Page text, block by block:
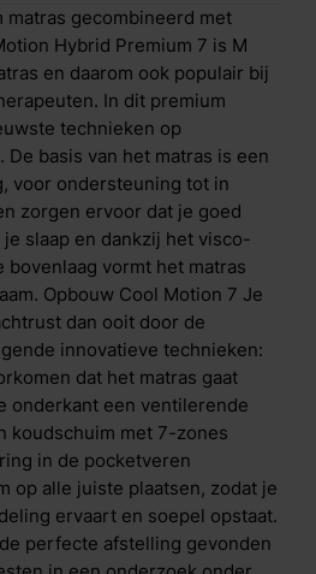
in een onderzoek onder
zorgt de open structuur
extra ventilatie. Air Release
ervoor dat vocht en warmte
afgevoerd door het
aangenaam slaapklimaat.
Support-laagDoor de Clima
een optimale ventilatie en
Je voelt je 's ochtends
uitgerust. In de Clima Support-
techniek gebruikt:
die de druk van je
beter verdelen en
SupportDe ballen in het
wendbaarheid in bed, je
Uit onderzoek blijkt dat
80 keer van houding
om onze bloedcirculatie op
wakker te worden.
traagschuim toplaag
en schouder. Dit visco-
matras gecombineerd met
Hybrid Premium 7 is M
en daarom ook populair bij
In dit premium
technieken op
basis van het matras is een
voor ondersteuning tot in
zorgen ervoor dat je goed
slaap en dankzij het visco-
bovenlaag vormt het matras
Opbouw Cool Motion 7 Je
dan ooit door de
innovatieve technieken:
dat het matras gaat
onderkant een ventilerende
koudschuim met 7-zones
in de pocketveren
op alle juiste plaatsen, zodat je
ervaart en soepel opstaat.
perfecte afstelling gevonden